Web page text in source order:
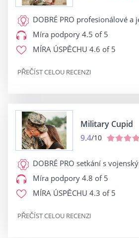
DOBRÉ PRO profesionálové a
Míra podpory 4.5 of 5
MÍRA ÚSPĚCHU 4.6 of 5
PŘEČÍST CELOU RECENZI
Military Cupid
9.4/10
DOBRÉ PRO setkání s
Míra podpory 4.8 of 5
MÍRA ÚSPĚCHU 4.3 of 5
PŘEČÍST CELOU RECENZI